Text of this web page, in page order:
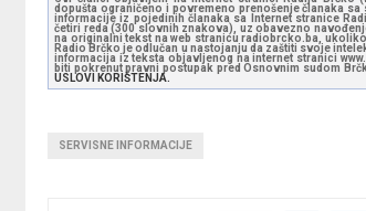
dopušta ograničeno i povremeno prenošenje članaka
informacije iz pojedinih članaka sa Internet stranice
četiri reda (300 slovnih znakova), uz obavezno
na originalni tekst na web stranicu radiobrcko.ba,
Radio Brčko je odlučan u nastojanju da zaštiti svoje
informacija iz teksta objavljenog na internet stranici
biti pokrenut pravni postupak pred Osnovnim sudom
USLOVI KORIŠTENJA.
SERVISNE INFORMACIJE